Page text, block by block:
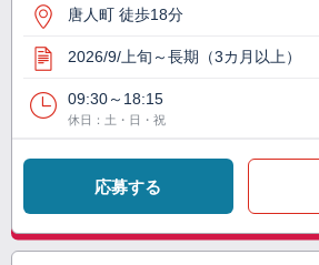
唐人町 徒歩18分
2026/9/上旬～長期（3カ月以上）
09:30～18:15
休日：土・日・祝
応募する